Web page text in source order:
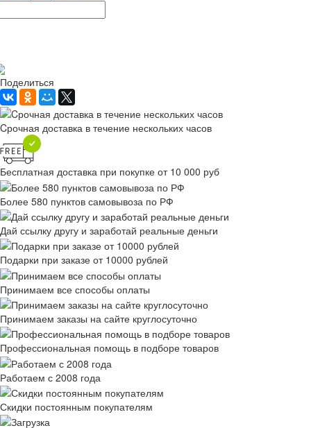
Поделиться
Cрочная доставка в течение нескольких часов
Бесплатная доставка при покупке от 10 000 руб
Более 580 пунктов самовывоза по РФ
Дай ссылку другу и заработай реальные деньги
Подарки при заказе от 10000 рублей
Принимаем все способы оплаты
Принимаем заказы на сайте круглосуточно
Профессиональная помощь в подборе товаров
Работаем с 2008 года
Скидки постоянным покупателям